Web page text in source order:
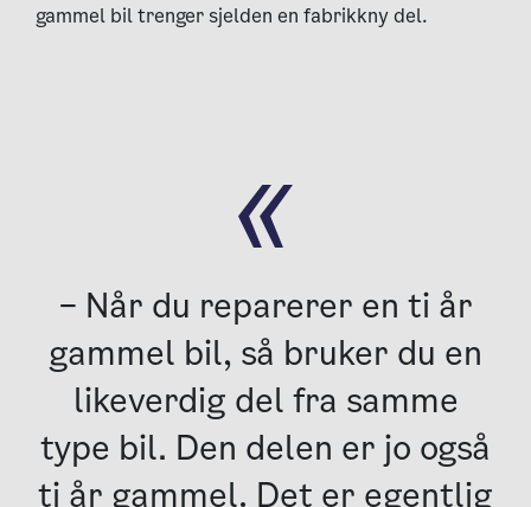
gammel bil trenger sjelden en fabrikkny del.
– Når du reparerer en ti år
gammel bil, så bruker du en
likeverdig del fra samme
type bil. Den delen er jo også
ti år gammel. Det er egentlig